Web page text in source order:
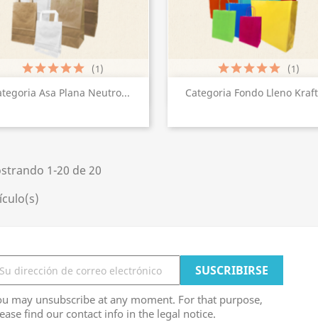
Asa Plana Neutro...
(1)
Vista rápida Categoria Fondo Lleno
(1)
 Vista rápida
1-20 de 20
may unsubscribe at any moment. For that purpose,
find our contact info in the legal notice.